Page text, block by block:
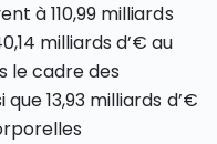
à 110,99 milliards
milliards d’€ au
le cadre des
13,93 milliards d’€